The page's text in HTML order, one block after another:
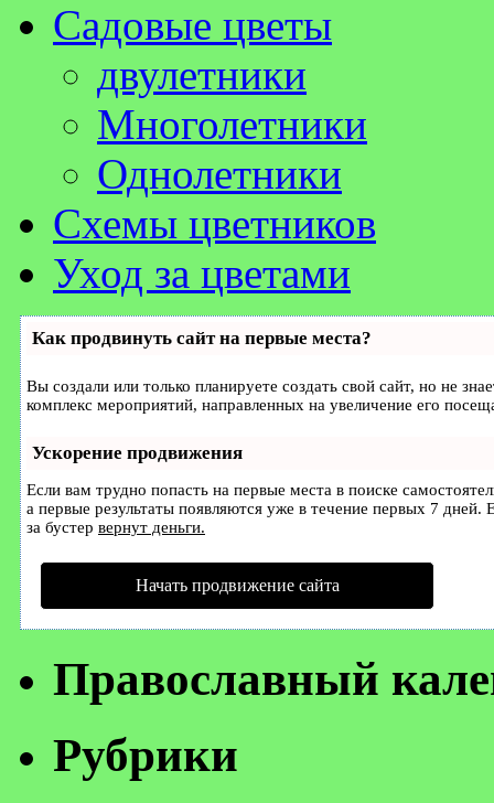
Садовые цветы
двулетники
Многолетники
Однолетники
Схемы цветников
Уход за цветами
Как продвинуть сайт на первые места?
Вы создали или только планируете создать свой сайт, но не
комплекс мероприятий, направленных на увеличение его
Ускорение продвижения
Если вам трудно попасть на первые места в поиске
а первые результаты появляются уже в течение первых 7
за бустер вернут деньги.
Начать продвижение сайта
Православный
Рубрики